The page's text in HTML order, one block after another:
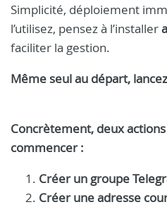
Simplicité, déploiement
l’utilisez, pensez à l’installer
faciliter la gestion.
Même seul au départ,
Concrètement, deux
commencer :
Créer un groupe
Créer une adresse